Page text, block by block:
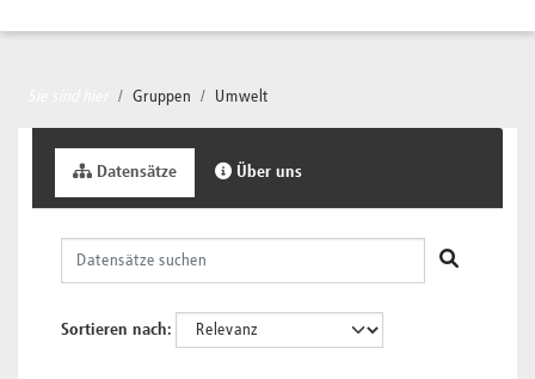
Gruppen Umwelt
Datensätze Über uns
Sortieren nach